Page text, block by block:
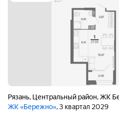
Рязань, Центральный район,ЖК
ЖК «Бережно», 3 квартал 2029